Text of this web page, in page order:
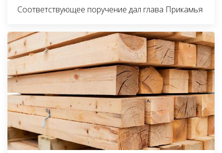
Соответствующее поручение дал глава Прикамья